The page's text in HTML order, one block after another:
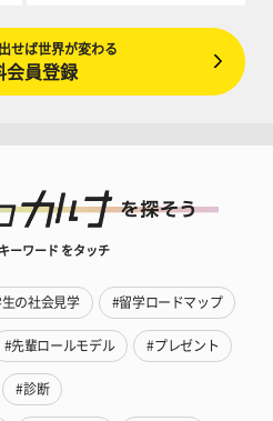
せば世界が変わる
会員登録
ーワード をタッチ
の社会見学 #留学ロードマップ
#先輩ロールモデル #プレゼント
#診断